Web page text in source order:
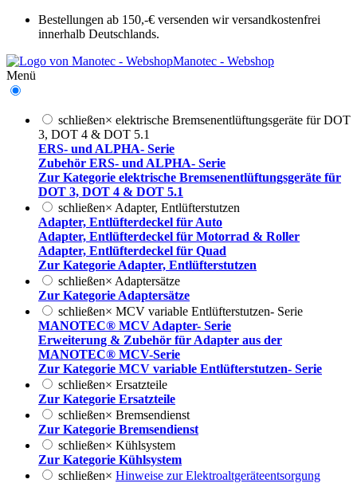
Bestellungen ab 150,-€ versenden wir versandkostenfrei
innerhalb Deutschlands.
Manotec - Webshop
Menü
schließen× elektrische Bremsenentlüftungsgeräte für DOT
3, DOT 4 & DOT 5.1
ERS- und ALPHA- Serie
Zubehör ERS- und ALPHA- Serie
Zur Kategorie elektrische Bremsenentlüftungsgeräte für
DOT 3, DOT 4 & DOT 5.1
schließen× Adapter, Entlüfterstutzen
Adapter, Entlüfterdeckel für Auto
Adapter, Entlüfterdeckel für Motorrad & Roller
Adapter, Entlüfterdeckel für Quad
Zur Kategorie Adapter, Entlüfterstutzen
schließen× Adaptersätze
Zur Kategorie Adaptersätze
schließen× MCV variable Entlüfterstutzen- Serie
MANOTEC® MCV Adapter- Serie
Erweiterung & Zubehör für Adapter aus der
MANOTEC® MCV-Serie
Zur Kategorie MCV variable Entlüfterstutzen- Serie
schließen× Ersatzteile
Zur Kategorie Ersatzteile
schließen× Bremsendienst
Zur Kategorie Bremsendienst
schließen× Kühlsystem
Zur Kategorie Kühlsystem
schließen× Hinweise zur Elektroaltgeräteentsorgung